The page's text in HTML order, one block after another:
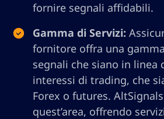
fornire segnali affidabili.
Gamma di Servizi:
fornitore offra una
segnali che siano in linea
interessi di trading, che
Forex o futures.
quest’area, offrendo